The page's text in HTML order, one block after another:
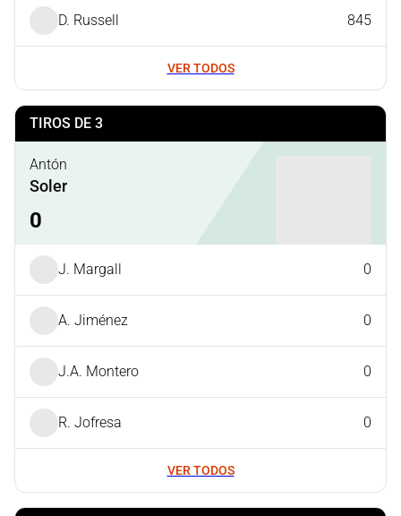
D. Russell 845
VER TODOS
TIROS DE 3
Antón
Soler
0
J. Margall 0
A. Jiménez 0
J.A. Montero 0
R. Jofresa 0
VER TODOS